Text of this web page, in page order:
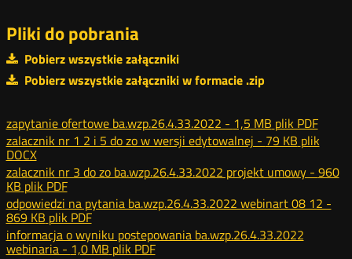
Pliki do pobrania
Pobierz wszystkie załączniki
Pobierz wszystkie załączniki w formacie .zip
zapytanie ofertowe ba.wzp.26.4.33.2022 - 1,5 MB plik PDF
zalacznik nr 1 2 i 5 do zo w wersji edytowalnej - 79 KB plik
DOCX
zalacznik nr 3 do zo ba.wzp.26.4.33.2022 projekt umowy - 960
KB plik PDF
odpowiedzi na pytania ba.wzp.26.4.33.2022 webinart 08 12 -
869 KB plik PDF
informacja o wyniku postepowania ba.wzp.26.4.33.2022
webinaria - 1,0 MB plik PDF